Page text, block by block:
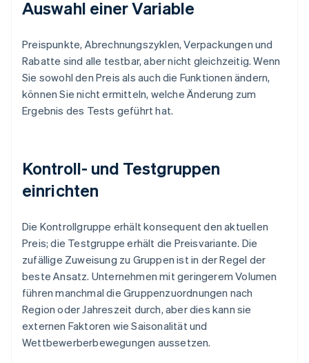
Auswahl einer Variable
Preispunkte, Abrechnungszyklen, Verpackungen und
Rabatte sind alle testbar, aber nicht gleichzeitig. Wenn
Sie sowohl den Preis als auch die Funktionen ändern,
können Sie nicht ermitteln, welche Änderung zum
Ergebnis des Tests geführt hat.
Kontroll- und Testgruppen
einrichten
Die Kontrollgruppe erhält konsequent den aktuellen
Preis; die Testgruppe erhält die Preisvariante. Die
zufällige Zuweisung zu Gruppen ist in der Regel der
beste Ansatz. Unternehmen mit geringerem Volumen
führen manchmal die Gruppenzuordnungen nach
Region oder Jahreszeit durch, aber dies kann sie
externen Faktoren wie Saisonalität und
Wettbewerberbewegungen aussetzen.